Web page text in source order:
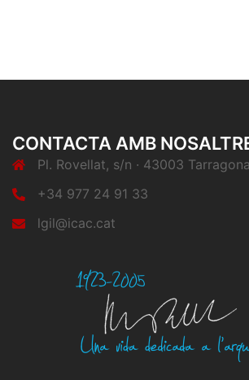
CONTACTA AMB
Pl. Rovellat, s/n · 43003 Tarragona
+34 977 24 91 33
lgil@icac.cat